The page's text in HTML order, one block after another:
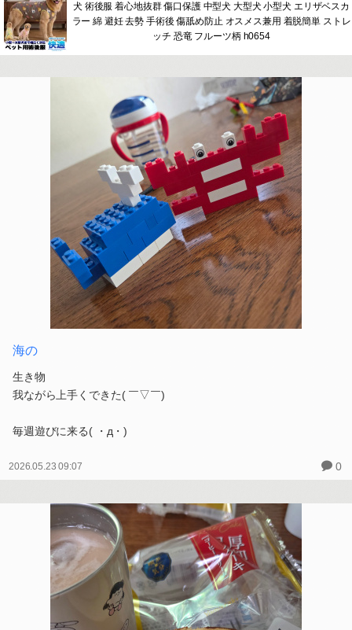
犬 術後服 着心地抜群 傷口保護 中型犬 大型犬 小型犬 エリザベスカ
ラー 綿 避妊 去勢 手術後 傷舐め防止 オスメス兼用 着脱簡単 ストレ
ッチ 恐竜 フルーツ柄 h0654
海の
生き物
我ながら上手くできた( ￣▽￣)
毎週遊びに来る( ・д・)
2026.05.23 09:07 0